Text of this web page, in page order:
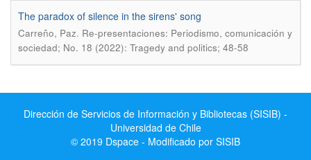
The paradox of silence in the sirens' song
Carreño, Paz. Re-presentaciones: Periodismo, comunicación y
sociedad; No. 18 (2022): Tragedy and politics; 48-58
Dirección de Servicios de Información y Bibliotecas (SISIB) -
Universidad de Chile
© 2019 Dspace - Modificado por SISIB